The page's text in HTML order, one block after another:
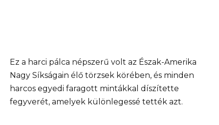
Ez a harci pálca népszerű volt az Észak-Amerika
Nagy Síkságain élő törzsek körében, és minden
harcos egyedi faragott mintákkal díszítette
fegyverét, amelyek különlegessé tették azt.